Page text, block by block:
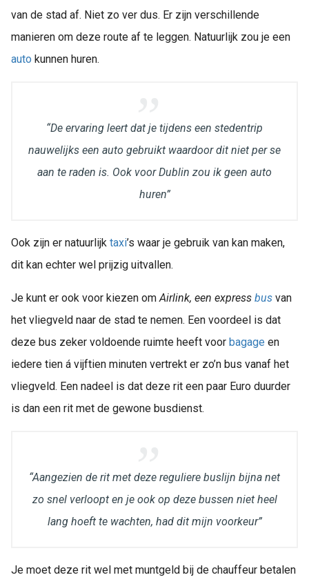
van de stad af. Niet zo ver dus. Er zijn verschillende
manieren om deze route af te leggen. Natuurlijk zou je een
auto kunnen huren.
“De ervaring leert dat je tijdens een stedentrip
nauwelijks een auto gebruikt waardoor dit niet per se
aan te raden is. Ook voor Dublin zou ik geen auto
huren”
Ook zijn er natuurlijk taxi’s waar je gebruik van kan maken,
dit kan echter wel prijzig uitvallen.
Je kunt er ook voor kiezen omAirlink, een express bus van
het vliegveld naar de stad te nemen. Een voordeel is dat
deze bus zeker voldoende ruimte heeft voor bagage en
iedere tien á vijftien minuten vertrekt er zo’n bus vanaf het
vliegveld. Een nadeel is dat deze rit een paar Euro duurder
is dan een rit met de gewone busdienst.
“Aangezien de rit met deze reguliere buslijn bijna net
zo snel verloopt en je ook op deze bussen niet heel
lang hoeft te wachten, had dit mijn voorkeur”
Je moet deze rit wel met muntgeld bij de chauffeur betalen